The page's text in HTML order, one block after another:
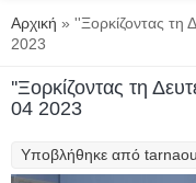
Είστε εδώ
Αρχική » ''Ξορκίζοντας τη
2023
''Ξορκίζοντας τη
04 2023
Υποβλήθηκε από